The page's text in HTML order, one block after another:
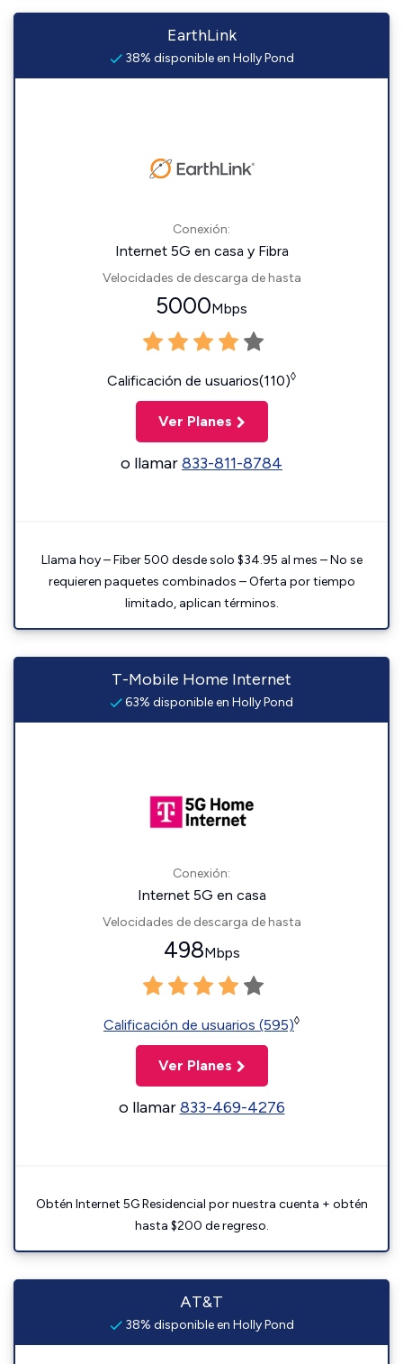
EarthLink
38% disponible en Holly Pond
Conexión:
Internet 5G en casa y Fibra
Velocidades de descarga de hasta
5000Mbps
Calificación de usuarios(110)◊
Ver Planes
o llamar833-811-8784
Llama hoy – Fiber 500 desde solo $34.95 al mes – No se
requieren paquetes combinados – Oferta por tiempo
limitado, aplican términos.
T-Mobile Home Internet
63% disponible en Holly Pond
Conexión:
Internet 5G en casa
Velocidades de descarga de hasta
498Mbps
Calificación de usuarios (595)◊
Ver Planes
o llamar833-469-4276
Obtén Internet 5G Residencial por nuestra cuenta + obtén
hasta $200 de regreso.
AT&T
38% disponible en Holly Pond